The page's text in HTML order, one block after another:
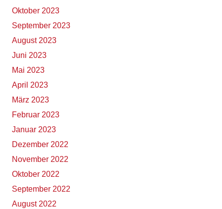
Oktober 2023
September 2023
August 2023
Juni 2023
Mai 2023
April 2023
März 2023
Februar 2023
Januar 2023
Dezember 2022
November 2022
Oktober 2022
September 2022
August 2022